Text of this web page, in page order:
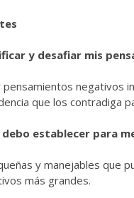
y desafiar mis
negativos
que los contradiga
establecer para
y manejables que
más grandes.